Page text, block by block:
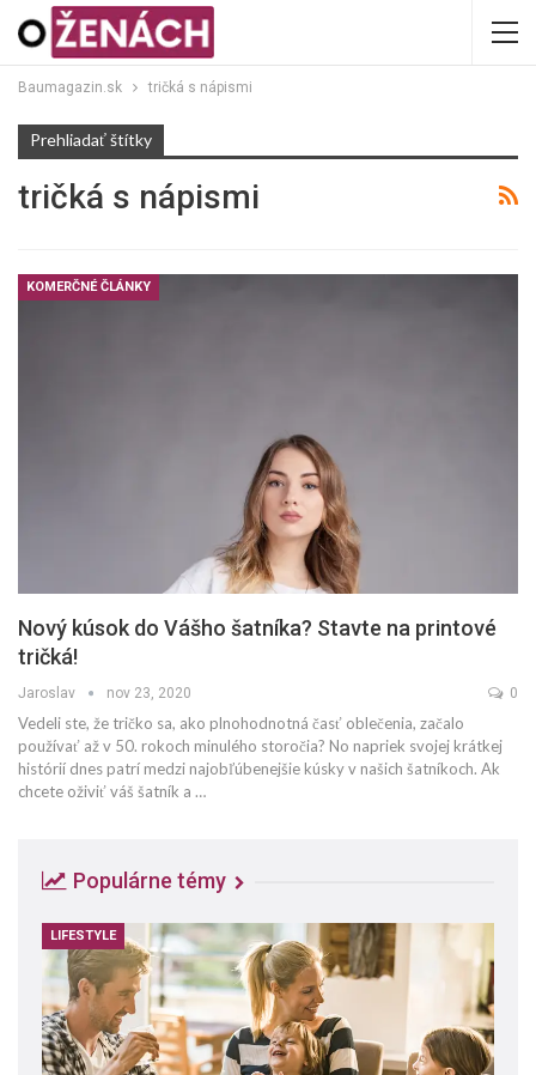
Baumagazin.sk tričká s nápismi
Prehliadať štítky
tričká s nápismi
KOMERČNÉ ČLÁNKY
Nový kúsok do Vášho šatníka? Stavte na printové
tričká!
Jaroslav nov 23, 2020 0
Vedeli ste, že tričko sa, ako plnohodnotná časť oblečenia, začalo
používať až v 50. rokoch minulého storočia? No napriek svojej krátkej
histórií dnes patrí medzi najobľúbenejšie kúsky v našich šatníkoch. Ak
chcete oživiť váš šatník a …
Populárne témy
LIFESTYLE